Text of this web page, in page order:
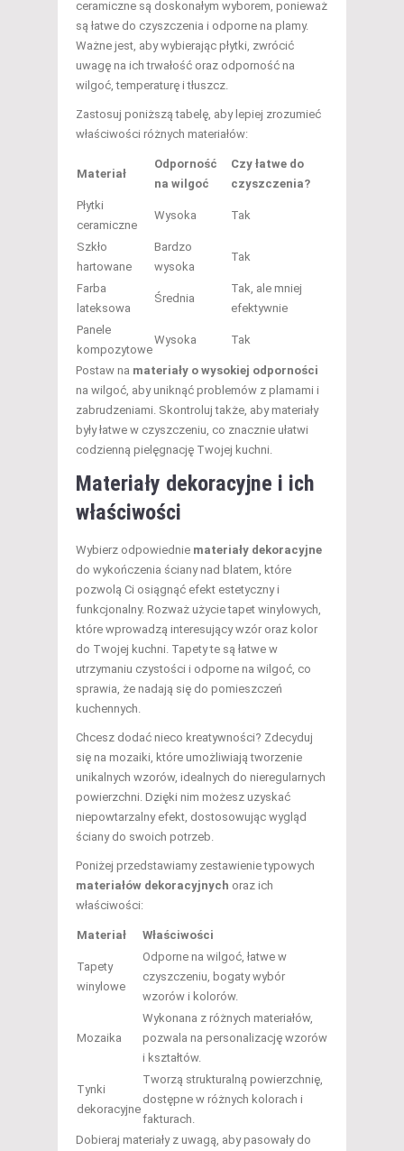
ceramiczne są doskonałym wyborem, ponieważ
są łatwe do czyszczenia i odporne na plamy.
Ważne jest, aby wybierając płytki, zwrócić
uwagę na ich trwałość oraz odporność na
wilgoć, temperaturę i tłuszcz.
Zastosuj poniższą tabelę, aby lepiej zrozumieć
właściwości różnych materiałów:
Materiał
Odporność
na wilgoć
Czy łatwe do
czyszczenia?
Płytki
ceramiczne
Wysoka Tak
Szkło
hartowane
Bardzo
wysoka
Tak
Farba
lateksowa
Średnia
Tak, ale mniej
efektywnie
Panele
kompozytowe
Wysoka Tak
Postaw na materiały o wysokiej odporności
na wilgoć, aby uniknąć problemów z plamami i
zabrudzeniami. Skontroluj także, aby materiały
były łatwe w czyszczeniu, co znacznie ułatwi
codzienną pielęgnację Twojej kuchni.
Materiały dekoracyjne i ich
właściwości
Wybierz odpowiednie materiały dekoracyjne
do wykończenia ściany nad blatem, które
pozwolą Ci osiągnąć efekt estetyczny i
funkcjonalny. Rozważ użycie tapet winylowych,
które wprowadzą interesujący wzór oraz kolor
do Twojej kuchni. Tapety te są łatwe w
utrzymaniu czystości i odporne na wilgoć, co
sprawia, że nadają się do pomieszczeń
kuchennych.
Chcesz dodać nieco kreatywności? Zdecyduj
się na mozaiki, które umożliwiają tworzenie
unikalnych wzorów, idealnych do nieregularnych
powierzchni. Dzięki nim możesz uzyskać
niepowtarzalny efekt, dostosowując wygląd
ściany do swoich potrzeb.
Poniżej przedstawiamy zestawienie typowych
materiałów dekoracyjnych oraz ich
właściwości:
Materiał Właściwości
Tapety
winylowe
Odporne na wilgoć, łatwe w
czyszczeniu, bogaty wybór
wzorów i kolorów.
Mozaika
Wykonana z różnych materiałów,
pozwala na personalizację wzorów
i kształtów.
Tynki
dekoracyjne
Tworzą strukturalną powierzchnię,
dostępne w różnych kolorach i
fakturach.
Dobieraj materiały z uwagą, aby pasowały do